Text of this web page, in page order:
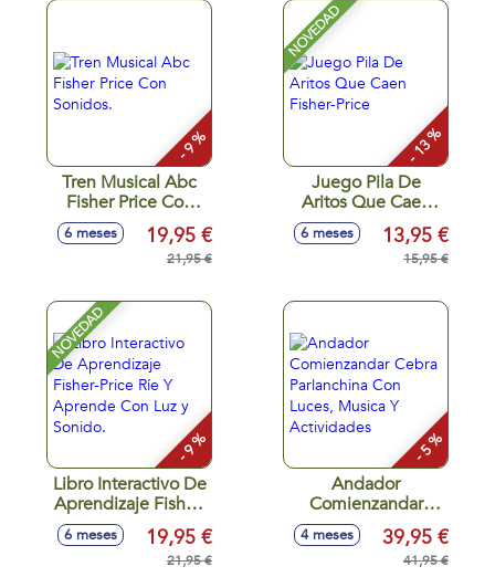
- 9 %
Tren Musical Abc
Fisher Price Con
Sonidos.
6 meses 19,95 €
21,95 €
NOVEDAD
- 13 %
Juego Pila De
Aritos Que Caen
Fisher-Price
6 meses 13,95 €
15,95 €
NOVEDAD
- 9 %
Libro Interactivo De
Aprendizaje Fisher-
Price Ríe Y
Aprende Con Luz y
6 meses 19,95 €
21,95 €
- 5 %
Andador
Comienzandar
Cebra Parlanchina
Con Luces, Musica
Y Actividades
4 meses 39,95 €
41,95 €